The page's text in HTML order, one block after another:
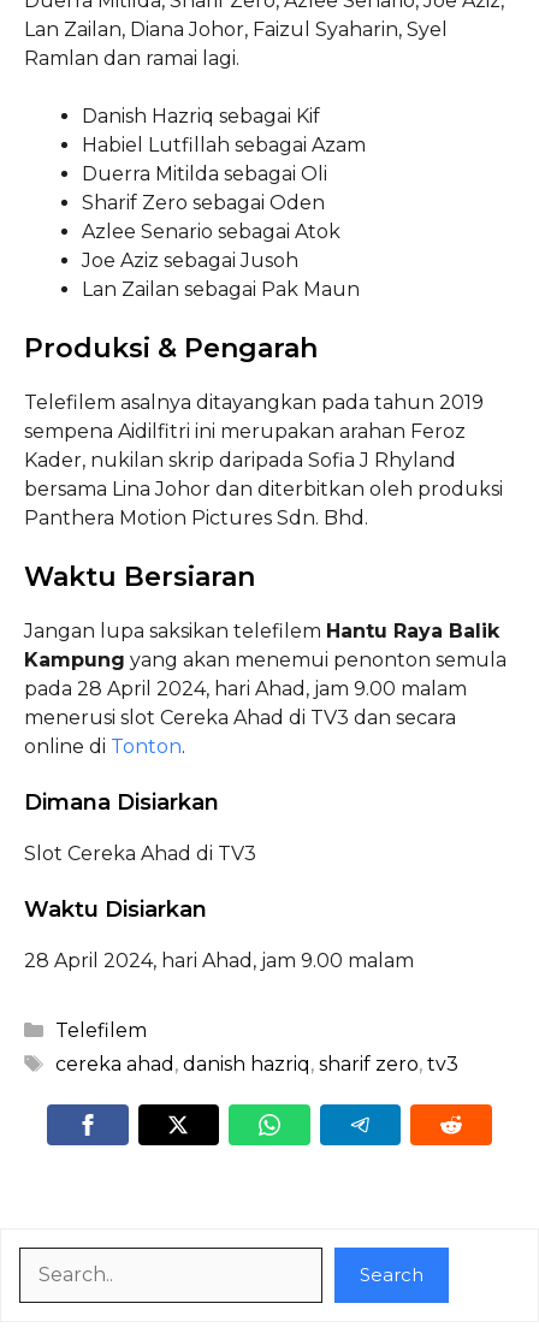
Lan Zailan, Diana Johor, Faizul Syaharin, Syel
Ramlan dan ramai lagi.
Danish Hazriq sebagai Kif
Habiel Lutfillah sebagai Azam
Duerra Mitilda sebagai Oli
Sharif Zero sebagai Oden
Azlee Senario sebagai Atok
Joe Aziz sebagai Jusoh
Lan Zailan sebagai Pak Maun
Produksi & Pengarah
Telefilem asalnya ditayangkan pada tahun 2019
sempena Aidilfitri ini merupakan arahan Feroz
Kader, nukilan skrip daripada Sofia J Rhyland
bersama Lina Johor dan diterbitkan oleh produksi
Panthera Motion Pictures Sdn. Bhd.
Waktu Bersiaran
Jangan lupa saksikan telefilem Hantu Raya Balik
Kampung yang akan menemui penonton semula
pada 28 April 2024, hari Ahad, jam 9.00 malam
menerusi slot Cereka Ahad di TV3 dan secara
online di Tonton.
Dimana Disiarkan
Slot Cereka Ahad di TV3
Waktu Disiarkan
28 April 2024, hari Ahad, jam 9.00 malam
Categories
Telefilem
Tags
cereka ahad , danish hazriq, sharif zero, tv3
Search